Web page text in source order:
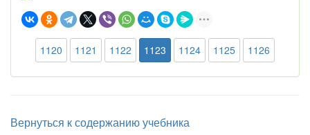
1120 1121 1122 1123 1124 1125 1126
Вернуться к содержанию учебника